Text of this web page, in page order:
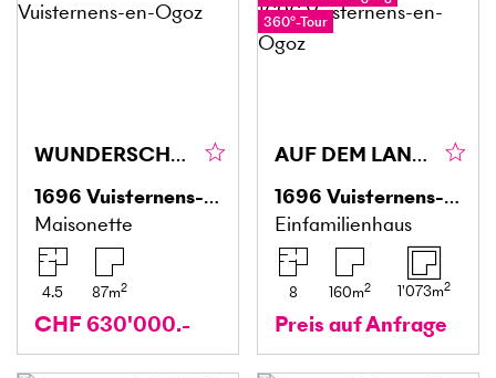
WUNDERSCHÖN MIT TERRASSE
1696 Vuisternens-en-Ogoz
Maisonette
4.5 87m2
CHF 630'000.-
360°-Tour
AUF DEM LAND MIT ATEMBERAUBENDER AUSSICHT
1696 Vuisternens-en-Ogoz
Einfamilienhaus
8 160m2 1'073m2
Preis auf Anfrage